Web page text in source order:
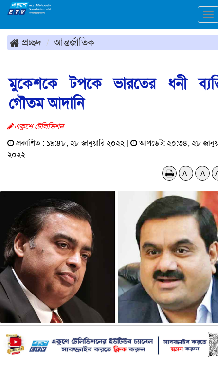
প্রচ্ছদ আন্তর্জাতিক
মুকেশকে টপকে ভারতের ধনী
গৌতম আদানি
একুশে টেলিভিশন
প্রকাশিত : ১৯:৪৮, ২৮ জানুয়ারি ২০২২ |
আপডেট: ২০:৩৪, ২৮
২০২২
A- A